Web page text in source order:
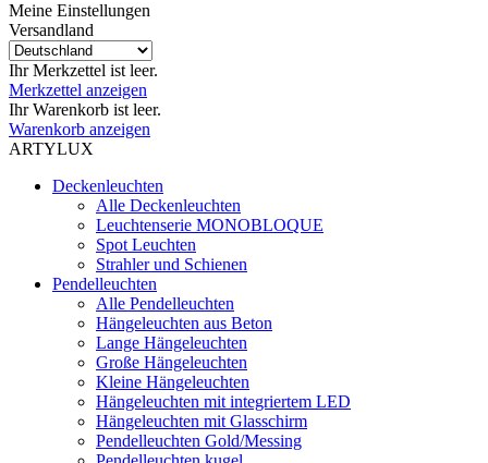
Meine Einstellungen
Versandland
Ihr Merkzettel ist leer.
Merkzettel anzeigen
Ihr Warenkorb ist leer.
Warenkorb anzeigen
ARTYLUX
Deckenleuchten
Alle Deckenleuchten
Leuchtenserie MONOBLOQUE
Spot Leuchten
Strahler und Schienen
Pendelleuchten
Alle Pendelleuchten
Hängeleuchten aus Beton
Lange Hängeleuchten
Große Hängeleuchten
Kleine Hängeleuchten
Hängeleuchten mit integriertem LED
Hängeleuchten mit Glasschirm
Pendelleuchten Gold/Messing